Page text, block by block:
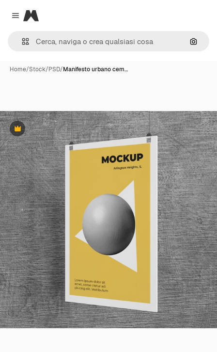
Close menu
Magnific
Cerca
Home/Stock/PSD/Manifesto urbano cem…
Premium